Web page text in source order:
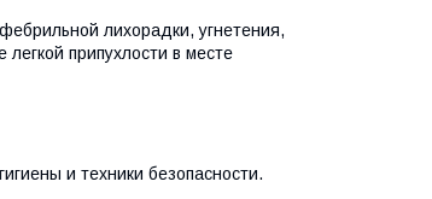
лихорадки, угнетения,
припухлости в месте
и техники безопасности.